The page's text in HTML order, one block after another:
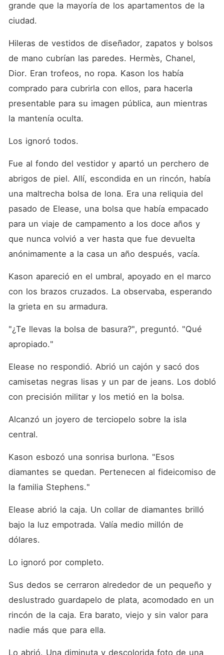
grande que la mayoría de los apartamentos de la
ciudad.
Hileras de vestidos de diseñador, zapatos y bolsos
de mano cubrían las paredes. Hermès, Chanel,
Dior. Eran trofeos, no ropa. Kason los había
comprado para cubrirla con ellos, para hacerla
presentable para su imagen pública, aun mientras
la mantenía oculta.
Los ignoró todos.
Fue al fondo del vestidor y apartó un perchero de
abrigos de piel. Allí, escondida en un rincón, había
una maltrecha bolsa de lona. Era una reliquia del
pasado de Elease, una bolsa que había empacado
para un viaje de campamento a los doce años y
que nunca volvió a ver hasta que fue devuelta
anónimamente a la casa un año después, vacía.
Kason apareció en el umbral, apoyado en el marco
con los brazos cruzados. La observaba, esperando
la grieta en su armadura.
"¿Te llevas la bolsa de basura?", preguntó. "Qué
apropiado."
Elease no respondió. Abrió un cajón y sacó dos
camisetas negras lisas y un par de jeans. Los dobló
con precisión militar y los metió en la bolsa.
Alcanzó un joyero de terciopelo sobre la isla
central.
Kason esbozó una sonrisa burlona. "Esos
diamantes se quedan. Pertenecen al fideicomiso de
la familia Stephens."
Elease abrió la caja. Un collar de diamantes brilló
bajo la luz empotrada. Valía medio millón de
dólares.
Lo ignoró por completo.
Sus dedos se cerraron alrededor de un pequeño y
deslustrado guardapelo de plata, acomodado en un
rincón de la caja. Era barato, viejo y sin valor para
nadie más que para ella.
Lo abrió. Una diminuta y descolorida foto de una